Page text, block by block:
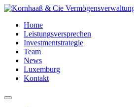
Home
Leistungsversprechen
Investmentstrategie
Team
News
Luxemburg
Kontakt